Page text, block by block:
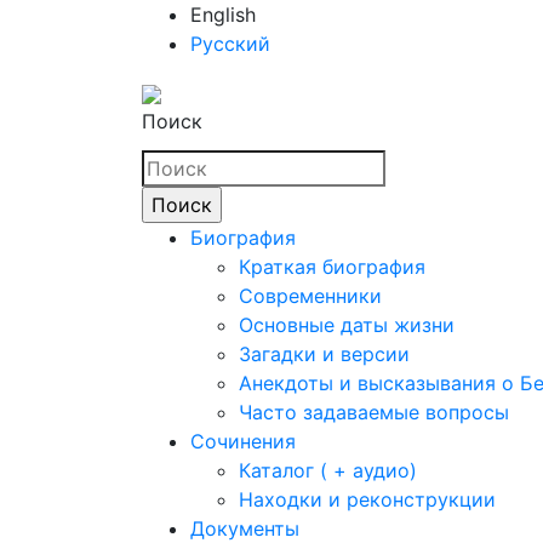
English
Русский
Поиск
Биография
Краткая биография
Современники
Основные даты жизни
Загадки и версии
Анекдоты и высказывания о
Часто задаваемые вопросы
Сочинения
Каталог ( + аудио)
Находки и реконструкции
Документы